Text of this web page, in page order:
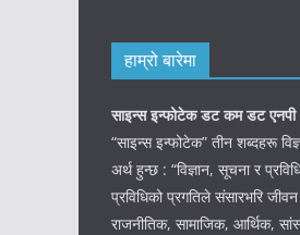
हाम्रो बारेमा
साइन्स इन्फोटेक डट कम डट एनपी
“साइन्स इन्फोटेक” तीन शब्दहरू
अर्थ हुन्छ : “विज्ञान, सूचना र
प्रविधिको प्रगतिले संसारभरि
राजनीतिक, सामाजिक, आर्थिक,